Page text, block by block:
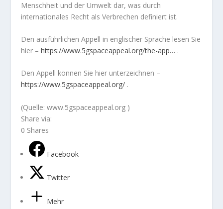
Menschheit und der Umwelt dar, was durch
internationales Recht als Verbrechen definiert ist.
Den ausführlichen Appell in englischer Sprache lesen Sie
hier –https://www.5gspaceappeal.org/the-app… .
Den Appell können Sie hier unterzeichnen –
https://www.5gspaceappeal.org/ .
(Quelle: www.5gspaceappeal.org )
Share via:
0 Shares
Facebook
Twitter
Mehr